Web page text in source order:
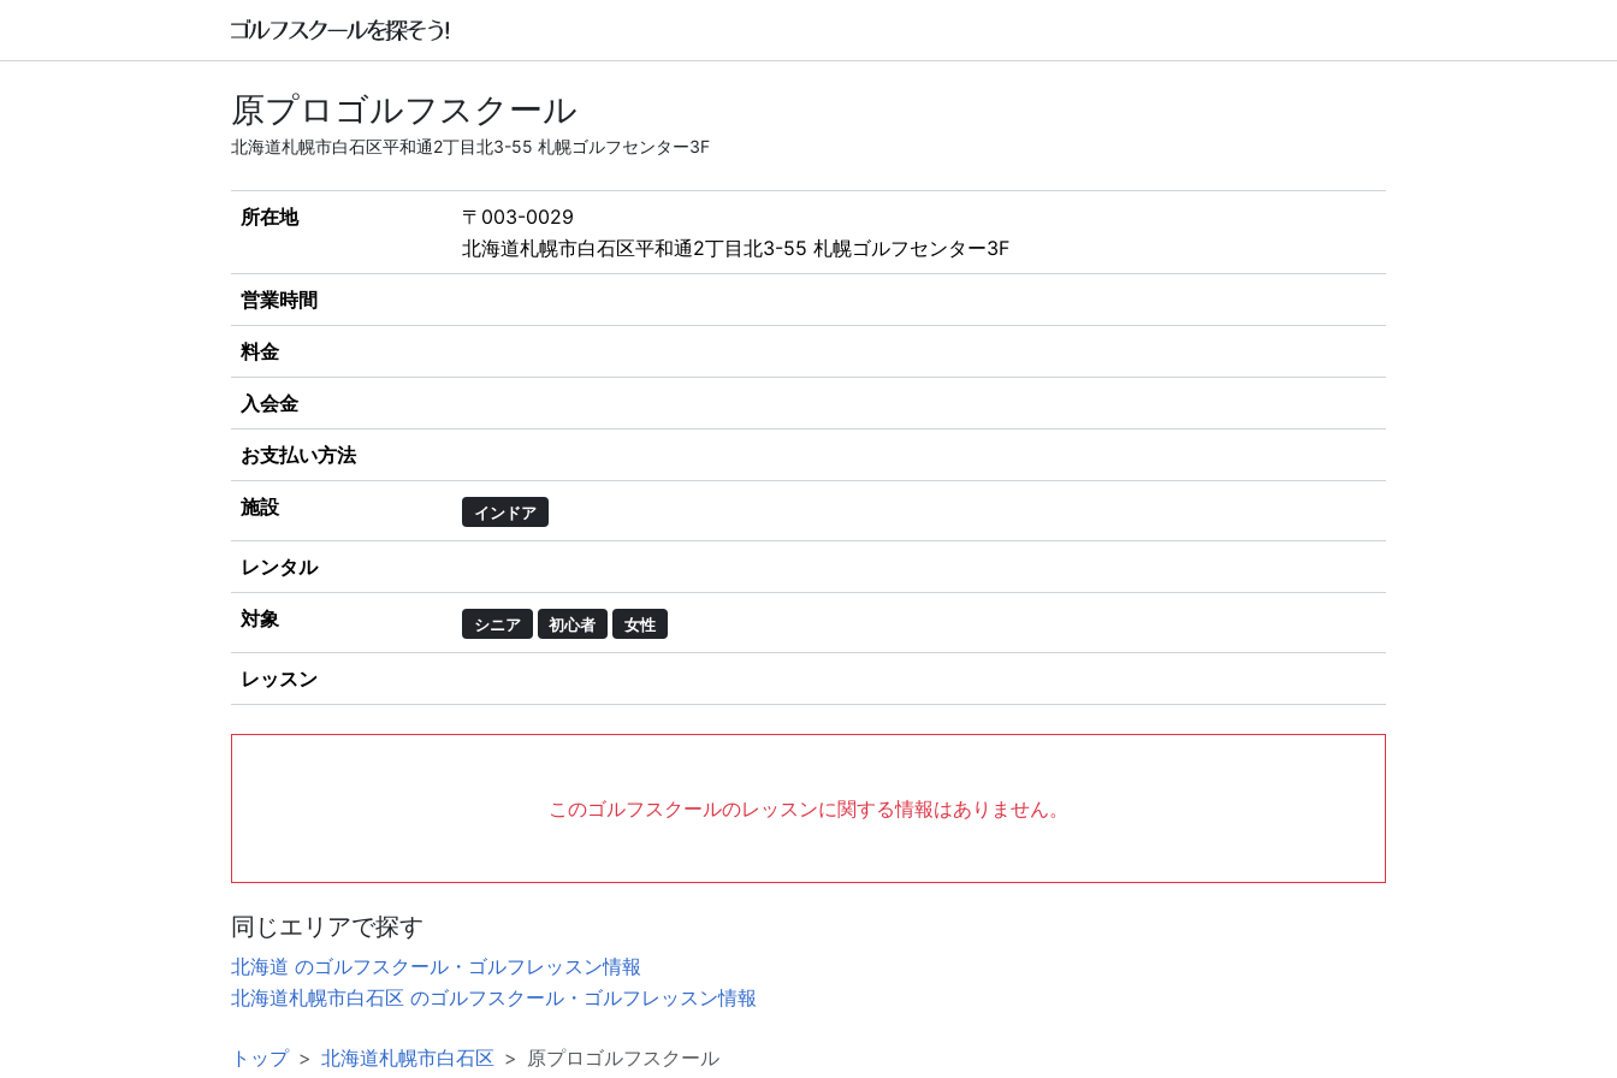
原プロゴルフスクール
北海道札幌市白石区平和通2丁目北3-55 札幌ゴルフセンター3F
所在地
〒003-0029
北海道札幌市白石区平和通2丁目北3-55 札幌ゴルフセンター3F
営業時間
料金
入会金
お支払い方法
施設 インドア
レンタル
対象 シニア 初心者 女性
レッスン
このゴルフスクールのレッスンに関する情報はありません。
同じエリアで探す
北海道 のゴルフスクール・ゴルフレッスン情報
北海道札幌市白石区 のゴルフスクール・ゴルフレッスン情報
トップ 北海道札幌市白石区 原プロゴルフスクール